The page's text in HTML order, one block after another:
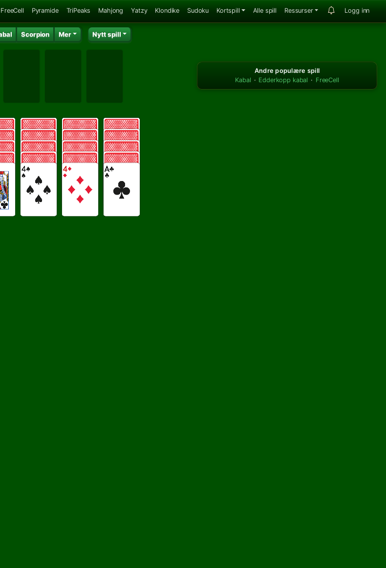
FreeCell Pyramide TriPeaks Mahjong Yatzy Klondike Sudoku Kortspill Alle spill Ressurser Logg inn
Scorpion Mer Nytt spill
Andre populære spill
Kabal · Edderkopp kabal · FreeCell